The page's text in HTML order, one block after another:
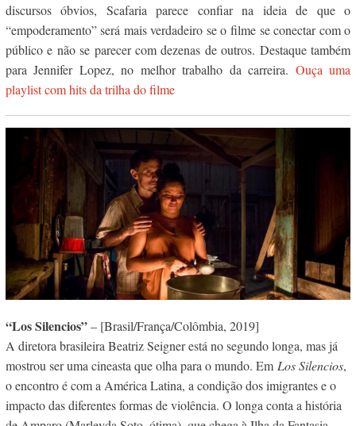
discursos óbvios, Scafaria parece confiar na ideia de que o
“empoderamento” será mais verdadeiro se o filme se conectar com o
público e não se parecer com dezenas de outros. Destaque também
para Jennifer Lopez, no melhor trabalho da carreira. Ouça uma
playlist com hits da trilha do filme
“Los Silencios”– [Brasil/França/Colômbia, 2019]
A diretora brasileira Beatriz Seigner está no segundo longa, mas já
mostrou ser uma cineasta que olha para o mundo. Em Los Silencios,
o encontro é com a América Latina, a condição dos imigrantes e o
impacto das diferentes formas de violência. O longa conta a história